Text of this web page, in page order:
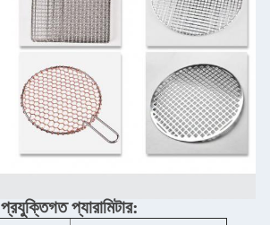
প্রযুক্তিগত প্যারামিটার: